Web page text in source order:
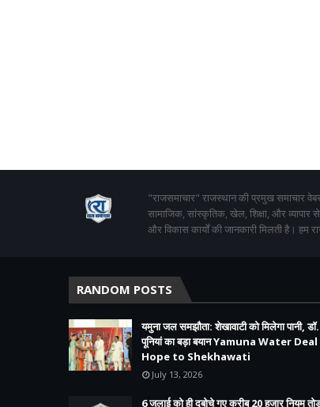
"राजसमाचार" राजस्थान की प्रमुख समाचार
सामाजिक, सांस्कृतिक, खेल, शिक्षा, और
और विकास कार्यों की जानकारी मिलती है।
RANDOM POSTS
यमुना जल समझौता: शेखावाटी को मिलेगा पानी,
पूनियां का बड़ा बयान Yamuna Water
Hope to Shekhawati
July 13, 2026
6 जुलाई को ही दबोचे गए करीब 20 हजार नियम